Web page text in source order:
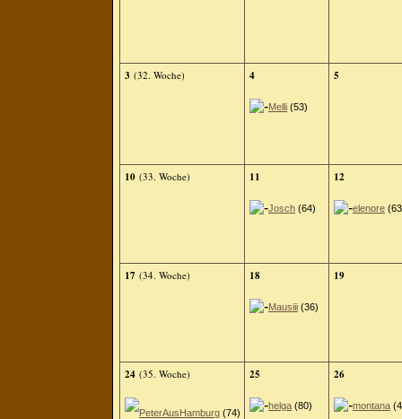
3 (32. Woche) 4
Melli (53)
5
10 (33. Woche) 11
Josch (64)
12
elenore
17 (34. Woche) 18
Mausiii (36)
19
24 (35. Woche)
PeterAusHamburg (74)
25
helga (80)
26
montana